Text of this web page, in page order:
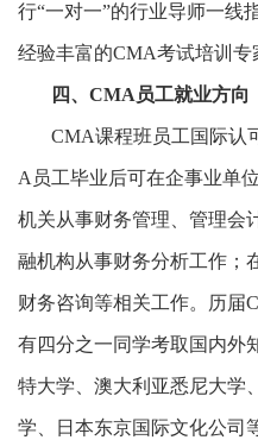
行“一对一”的行业导师一线
经验丰富的CMA考试培训专
四、 CMA员工就业方向
CMA课程班员工国际认
A员工毕业后可在企事业单
机关从事财务管理、管理会
融机构从事财务分析工作；
财务咨询等相关工作。历届
有四分之一同学考取国内外
特大学、澳大利亚悉尼大学
学、日本东京国际文化公司